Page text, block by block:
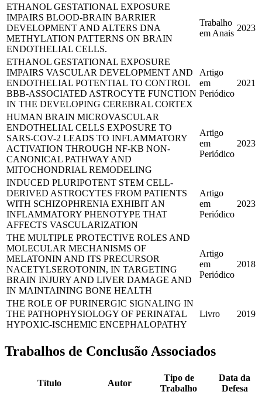
ETHANOL GESTATIONAL EXPOSURE
IMPAIRS BLOOD-BRAIN BARRIER
DEVELOPMENT AND ALTERS DNA
METHYLATION PATTERNS ON BRAIN
ENDOTHELIAL CELLS.
Trabalho
em Anais
2023
ETHANOL GESTATIONAL EXPOSURE
IMPAIRS VASCULAR DEVELOPMENT AND
ENDOTHELIAL POTENTIAL TO CONTROL
BBB-ASSOCIATED ASTROCYTE FUNCTION
IN THE DEVELOPING CEREBRAL CORTEX
Artigo
em
Periódico
2021
HUMAN BRAIN MICROVASCULAR
ENDOTHELIAL CELLS EXPOSURE TO
SARS-COV-2 LEADS TO INFLAMMATORY
ACTIVATION THROUGH NF-ΚB NON-
CANONICAL PATHWAY AND
MITOCHONDRIAL REMODELING
Artigo
em
Periódico
2023
INDUCED PLURIPOTENT STEM CELL-
DERIVED ASTROCYTES FROM PATIENTS
WITH SCHIZOPHRENIA EXHIBIT AN
INFLAMMATORY PHENOTYPE THAT
AFFECTS VASCULARIZATION
Artigo
em
Periódico
2023
THE MULTIPLE PROTECTIVE ROLES AND
MOLECULAR MECHANISMS OF
MELATONIN AND ITS PRECURSOR
NACETYLSEROTONIN, IN TARGETING
BRAIN INJURY AND LIVER DAMAGE AND
IN MAINTAINING BONE HEALTH
Artigo
em
Periódico
2018
THE ROLE OF PURINERGIC SIGNALING IN
THE PATHOPHYSIOLOGY OF PERINATAL
HYPOXIC-ISCHEMIC ENCEPHALOPATHY
Livro 2019
Trabalhos de Conclusão Associados
Título Autor
Tipo de
Trabalho
Data da
Defesa